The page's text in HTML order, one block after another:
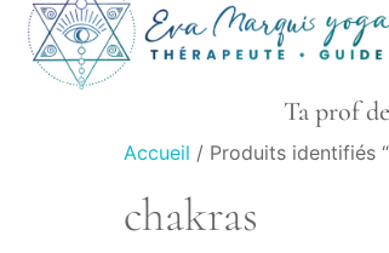
Ta prof
Accueil / Produits identifiés
chakras